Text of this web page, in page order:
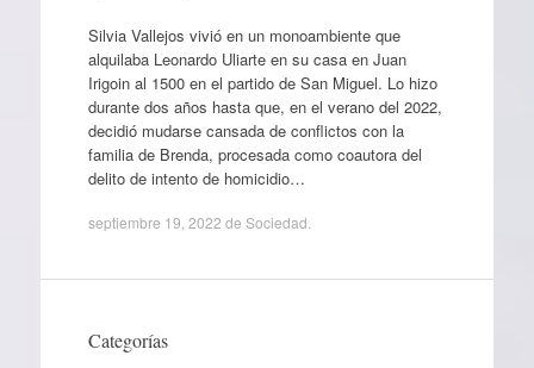
Silvia Vallejos vivió en un monoambiente que
alquilaba Leonardo Uliarte en su casa en Juan
Irigoin al 1500 en el partido de San Miguel. Lo hizo
durante dos años hasta que, en el verano del 2022,
decidió mudarse cansada de conflictos con la
familia de Brenda, procesada como coautora del
delito de intento de homicidio…
septiembre 19, 2022 de Sociedad
Categorías